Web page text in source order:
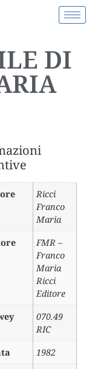
DI
Ricci
Franco
Maria
FMR –
Franco
Maria
Ricci
Editore
070.49
RIC
1982